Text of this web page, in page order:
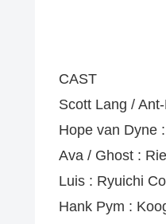
CAST
Scott Lang /
Hope van Dyne
Ava / Ghost :
Luis : Ryuichi
Hank Pym :